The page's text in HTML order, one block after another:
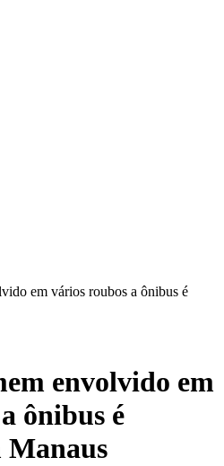
em vários roubos a ônibus é
envolvido em
ônibus é
Manaus